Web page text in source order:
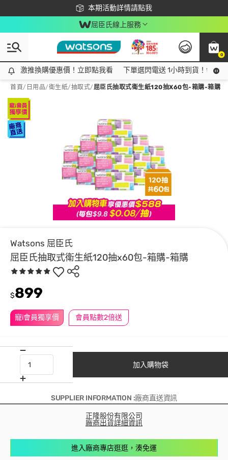
本期活動詳情請點我
下載app最高回饋$350
屈臣氏線上服務
0
激推換購優惠價！立即點我看
激推換購優惠價！立即點我看 下單選閃電送 1小時到貨！領神
首頁/ 日用品/衛生紙/抽取式/屈臣氏抽取式衛生紙120抽X60包-箱購-箱購
Watsons 屈臣氏
屈臣氏抽取式衛生紙120抽x60包-箱購-箱購
寵i會員獨享價 會員點數2倍送
$899
加入購物袋
SUPPLIER INFORMATION :廠商直送資訊
正隆股份有限公司
廠商出貨詳細資訊
進入廠商專店逛逛，湊免運